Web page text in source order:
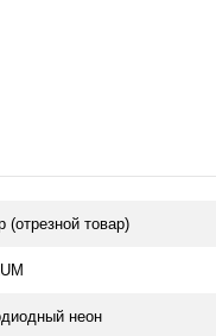
(отрезной товар)
неон